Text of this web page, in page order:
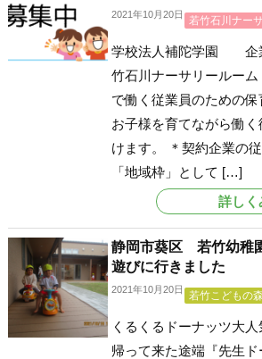
2021年10月20日 若竹石川ナー
学校法人補陀学園 企
竹石川ナーサリールー
で働く従業員のための
お子様を育てながら働
けます。 ＊契約企業の
「地域枠」として […]
詳しく
静岡市葵区 若竹幼稚
遊びに行きました
2021年10月20日 若竹こどもの森
くるくるドーナッツ
帰って来た途端『先生ド